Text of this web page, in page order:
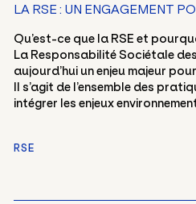
LA RSE : UN ENGAGEMENT
Qu’est-ce que la RSE et
La Responsabilité Sociétale
aujourd’hui un enjeu majeur
Il s’agit de l’ensemble des
intégrer les enjeux
RSE